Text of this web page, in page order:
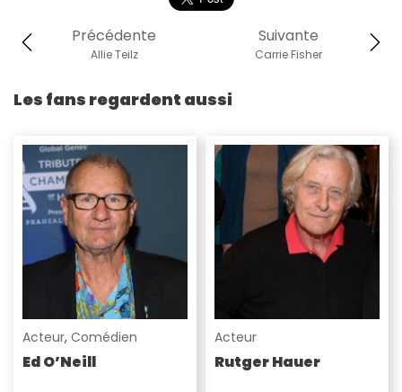
Suivante
Carrie Fisher
Précédente
Allie Teilz
Les fans regardent aussi
Acteur, Comédien
Ed O’Neill
Acteur
Rutger Hauer